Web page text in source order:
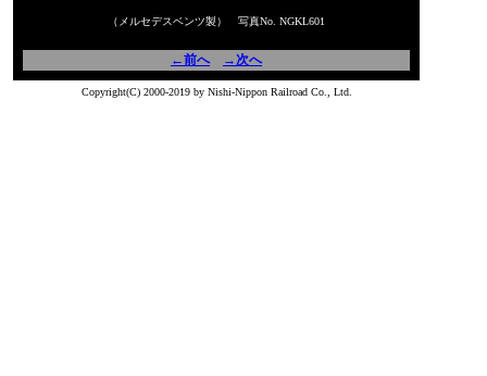
（メルセデスベンツ製） 写真No. NGKL601
←前へ →次へ
Copyright(C) 2000-2019 by Nishi-Nippon Railroad Co., Ltd.